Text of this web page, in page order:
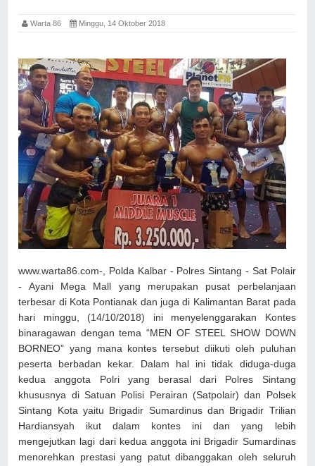
Warta 86 Minggu, 14 Oktober 2018
www.warta86.com-, Polda Kalbar - Polres Sintang - Sat Polair
- Ayani Mega Mall yang merupakan pusat perbelanjaan
terbesar di Kota Pontianak dan juga di Kalimantan Barat pada
hari minggu, (14/10/2018) ini menyelenggarakan Kontes
binaragawan dengan tema “MEN OF STEEL SHOW DOWN
BORNEO” yang mana kontes tersebut diikuti oleh puluhan
peserta berbadan kekar. Dalam hal ini tidak diduga-duga
kedua anggota Polri yang berasal dari Polres Sintang
khususnya di Satuan Polisi Perairan (Satpolair) dan Polsek
Sintang Kota yaitu Brigadir Sumardinus dan Brigadir Trilian
Hardiansyah ikut dalam kontes ini dan yang lebih
mengejutkan lagi dari kedua anggota ini Brigadir Sumardinas
menorehkan prestasi yang patut dibanggakan oleh seluruh